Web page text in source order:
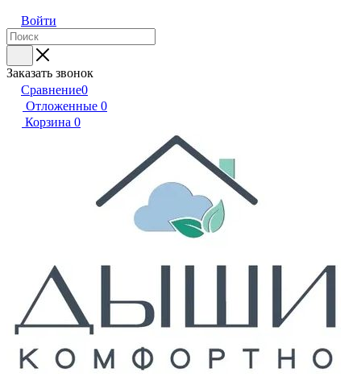
Войти
Заказать звонок
Сравнение0
Отложенные 0
Корзина 0